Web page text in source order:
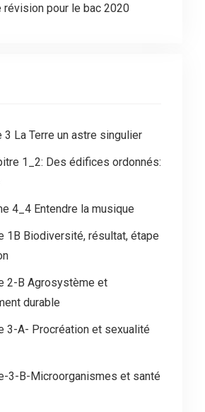
révision pour le bac 2020
3 La Terre un astre singulier
1_2: Des édifices ordonnés:
4_4 Entendre la musique
1B Biodiversité, résultat, étape
2-B Agrosystème et
durable
3-A- Procréation et sexualité
3-B-Microorganismes et santé